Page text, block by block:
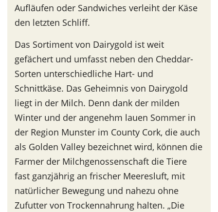
Aufläufen oder Sandwiches verleiht der Käse
den letzten Schliff.
Das Sortiment von Dairygold ist weit
gefächert und umfasst neben den Cheddar-
Sorten unterschiedliche Hart- und
Schnittkäse. Das Geheimnis von Dairygold
liegt in der Milch. Denn dank der milden
Winter und der angenehm lauen Sommer in
der Region Munster im County Cork, die auch
als Golden Valley bezeichnet wird, können die
Farmer der Milchgenossenschaft die Tiere
fast ganzjährig an frischer Meeresluft, mit
natürlicher Bewegung und nahezu ohne
Zufutter von Trockennahrung halten. „Die